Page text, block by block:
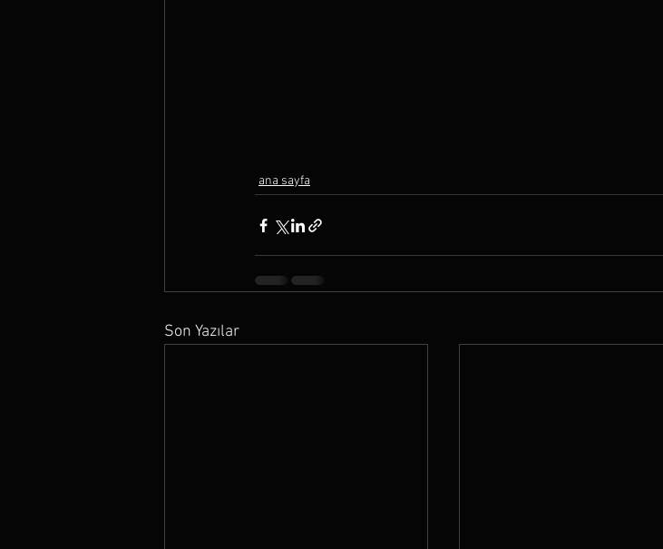
ana sayfa
Son Yazılar